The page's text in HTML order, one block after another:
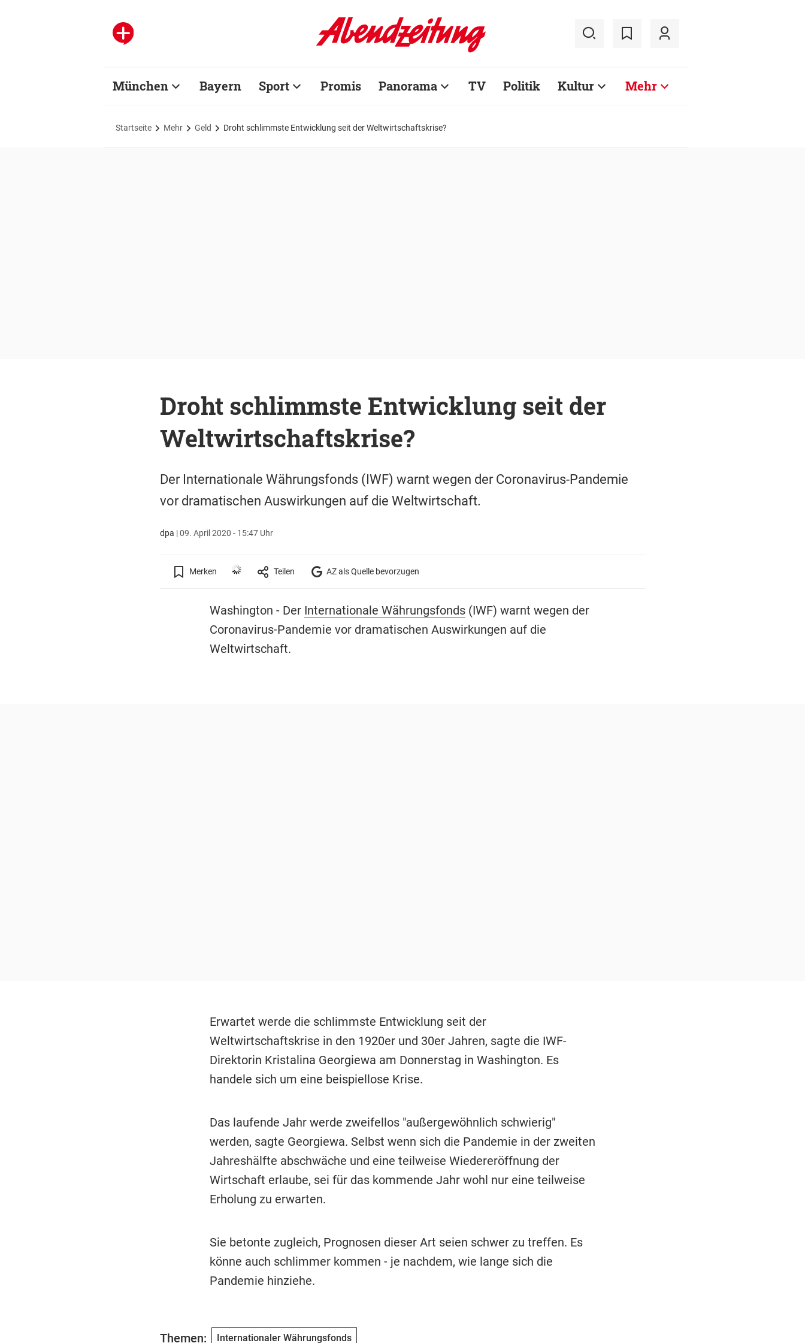
München Bayern Sport Promis Panorama TV Politik Kultur Mehr
Startseite Mehr Geld Droht schlimmste Entwicklung seit der Weltwirtschaftskrise?
Droht schlimmste Entwicklung seit der
Weltwirtschaftskrise?
Der Internationale Währungsfonds (IWF) warnt wegen der Coronavirus-Pandemie
vor dramatischen Auswirkungen auf die Weltwirtschaft.
dpa |09. April 2020 - 15:47 Uhr
Merken Teilen AZ als Quelle bevorzugen
Washington - Der Internationale Währungsfonds(IWF) warnt wegen der
Coronavirus-Pandemie vor dramatischen Auswirkungen auf die
Weltwirtschaft.
Erwartet werde die schlimmste Entwicklung seit der
Weltwirtschaftskrise in den 1920er und 30er Jahren, sagte die IWF-
Direktorin Kristalina Georgiewa am Donnerstag in Washington. Es
handele sich um eine beispiellose Krise.
Das laufende Jahr werde zweifellos "außergewöhnlich schwierig"
werden, sagte Georgiewa. Selbst wenn sich die Pandemie in der zweiten
Jahreshälfte abschwäche und eine teilweise Wiedereröffnung der
Wirtschaft erlaube, sei für das kommende Jahr wohl nur eine teilweise
Erholung zu erwarten.
Sie betonte zugleich, Prognosen dieser Art seien schwer zu treffen. Es
könne auch schlimmer kommen - je nachdem, wie lange sich die
Pandemie hinziehe.
Themen: Internationaler Währungsfonds